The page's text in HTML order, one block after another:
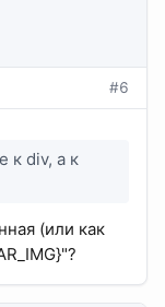
#6
к div, а к
(или как